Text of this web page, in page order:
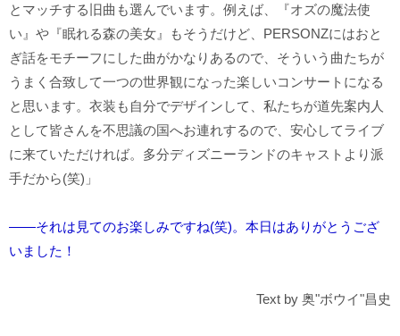
とマッチする旧曲も選んでいます。例えば、『オズの魔法使
い』や『眠れる森の美女』もそうだけど、PERSONZにはおと
ぎ話をモチーフにした曲がかなりあるので、そういう曲たちが
うまく合致して一つの世界観になった楽しいコンサートになる
と思います。衣装も自分でデザインして、私たちが道先案内人
として皆さんを不思議の国へお連れするので、安心してライブ
に来ていただければ。多分ディズニーランドのキャストより派
手だから(笑)」
――それは見てのお楽しみですね(笑)。本日はありがとうござ
いました！
Text by 奥"ボウイ"昌史